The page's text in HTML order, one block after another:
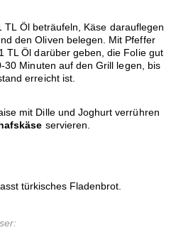
TL Öl beträufeln, Käse darauflegen
den Oliven belegen. Mit Pfeffer
TL Öl darüber geben, die Folie gut
30 Minuten auf den Grill legen, bis
erreicht ist.
mit Dille und Joghurt verrühren
servieren.
türkisches Fladenbrot.